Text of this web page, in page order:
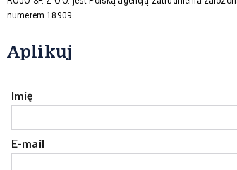
numerem 18909.
Aplikuj
Imię
E-mail